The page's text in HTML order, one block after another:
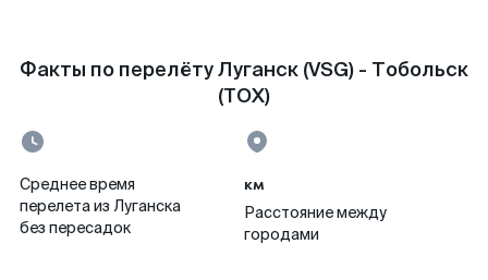
Факты по перелёту Луганск (VSG) - Тобольск
(TOX)
Среднее время
перелета из Луганска
без пересадок
км
Расстояние между
городами